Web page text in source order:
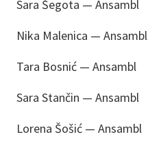
Sara Šegota — Ansambl
Nika Malenica — Ansambl
Tara Bosnić — Ansambl
Sara Stančin — Ansambl
Lorena Šošić — Ansambl